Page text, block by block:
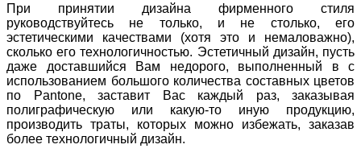
При принятии дизайна фирменного стиля
руководствуйтесь не только, и не столько, его
эстетическими качествами (хотя это и немаловажно),
сколько его технологичностью. Эстетичный дизайн, пусть
даже доставшийся Вам недорого, выполненный в с
использованием большого количества составных цветов
по Pantone, заставит Вас каждый раз, заказывая
полиграфическую или какую-то иную продукцию,
производить траты, которых можно избежать, заказав
более технологичный дизайн.